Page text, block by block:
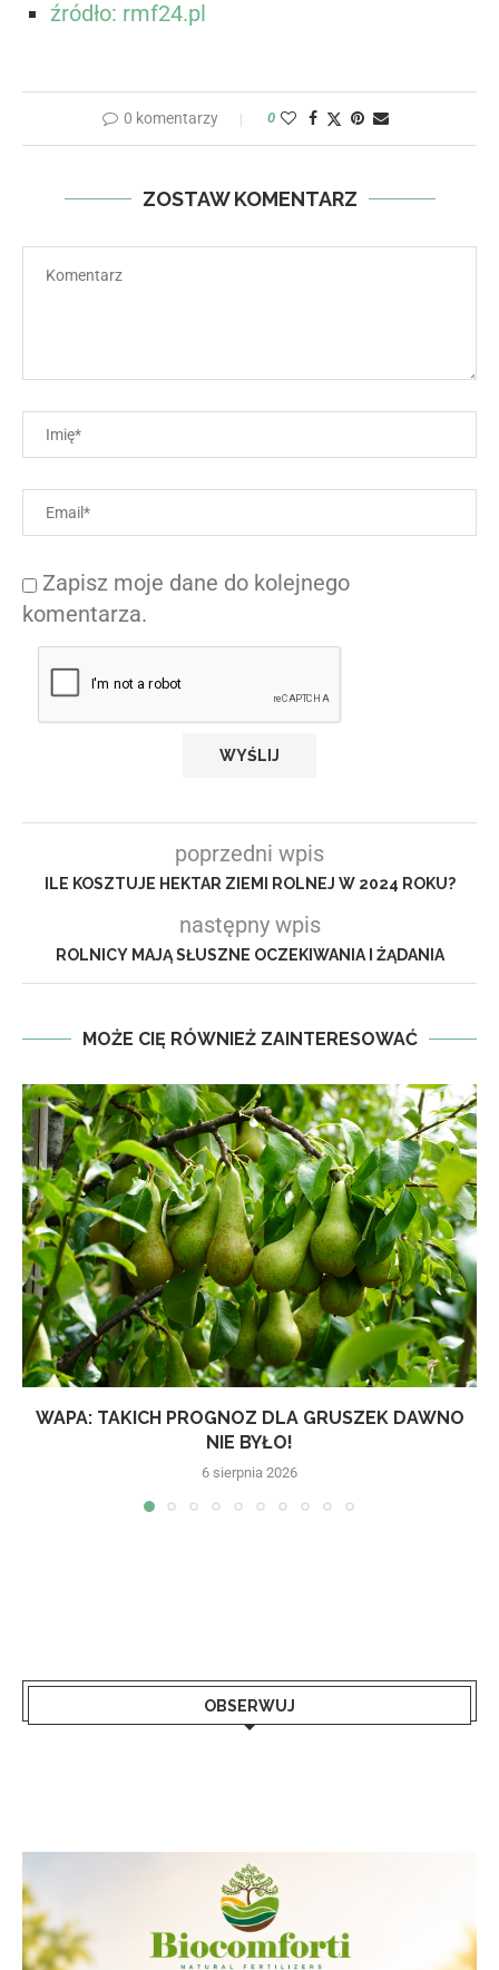
źródło: rmf24.pl
0 komentarzy 0
ZOSTAW KOMENTARZ
Zapisz moje dane do kolejnego
komentarza.
poprzedni wpis
ILE KOSZTUJE HEKTAR ZIEMI ROLNEJ W 2024 ROKU?
następny wpis
ROLNICY MAJĄ SŁUSZNE OCZEKIWANIA I ŻĄDANIA
MOŻE CIĘ RÓWNIEŻ ZAINTERESOWAĆ
WAPA: TAKICH PROGNOZ DLA GRUSZEK DAWNO
NIE BYŁO!
6 sierpnia 2026
OBSERWUJ